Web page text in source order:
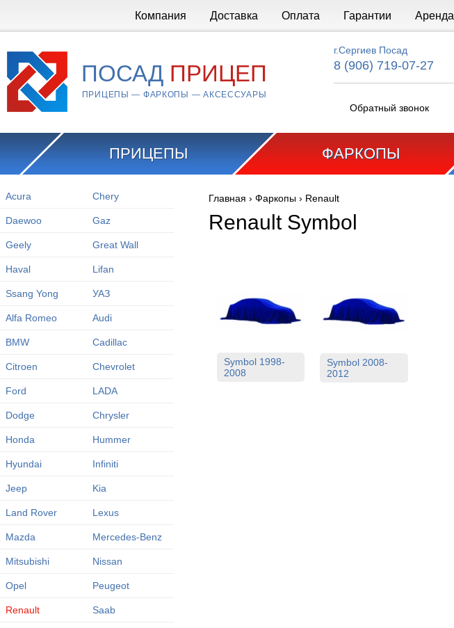
Компания Доставка Оплата Гарантии Аренда
ПОСАД ПРИЦЕП
ПРИЦЕПЫ — ФАРКОПЫ — АКСЕССУАРЫ
г.Сергиев Посад
8 (906) 719-07-27
Обратный звонок
ПРИЦЕПЫ ФАРКОПЫ
Acura Chery
Daewoo Gaz
Geely Great Wall
Haval Lifan
Ssang Yong УАЗ
Alfa Romeo Audi
BMW Cadillac
Citroen Chevrolet
Ford LADA
Dodge Chrysler
Honda Hummer
Hyundai Infiniti
Jeep Kia
Land Rover Lexus
Mazda Mercedes-Benz
Mitsubishi Nissan
Opel Peugeot
Renault Saab
Вы здесь
Главная › Фаркопы › Renault
Renault Symbol
Symbol 1998-
2008
Symbol 2008-
2012